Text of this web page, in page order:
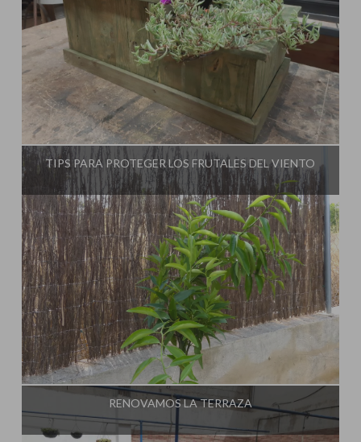
Influencer:
TIPS PARA PROTEGER LOS FRUTALES DEL VIENTO
Influencer:
RENOVAMOS LA TERRAZA